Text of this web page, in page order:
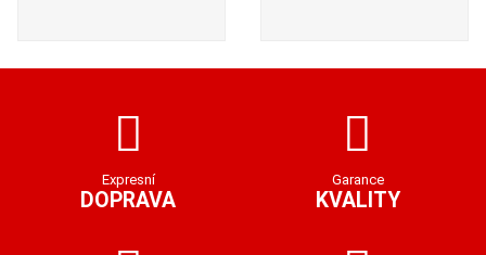
Expresní
DOPRAVA
Garance
KVALITY